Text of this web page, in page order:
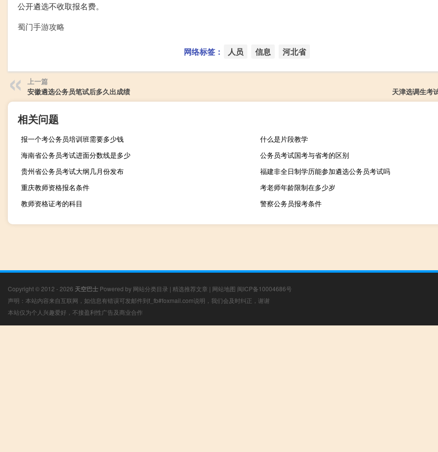
公开遴选不收取报名费。
蜀门手游攻略
网络标签： 人员 信息 河北省
上一篇
安徽遴选公务员笔试后多久出成绩
天津选调生考
相关问题
报一个考公务员培训班需要多少钱
什么是片段教学
海南省公务员考试进面分数线是多少
公务员考试国考与省考的区别
贵州省公务员考试大纲几月份发布
福建非全日制学历能参加遴选公务员考试吗
重庆教师资格报名条件
考老师年龄限制在多少岁
教师资格证考的科目
警察公务员报考条件
Copyright © 2012 - 2026 天空巴士 Powered by 网站分类目录 | 精选推荐文章 | 网站地图 闽ICP备10004686号
声明：本站内容来自互联网，如信息有错误可发邮件到f_fb#foxmail.com说明，我们会及时纠正，谢谢
本站仅为个人兴趣爱好，不接盈利性广告及商业合作